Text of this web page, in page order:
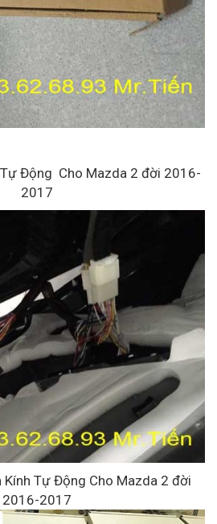
Tự Động Cho Mazda 2 đời 2016-
2017
Kính Tự Động Cho Mazda 2 đời
2016-2017